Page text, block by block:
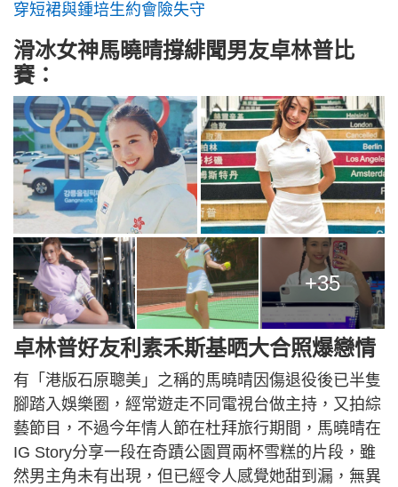
穿短裙與鍾培生約會險失守
滑冰女神馬曉晴撐緋聞男友卓林普比
賽：
+35
卓林普好友利素禾斯基晒大合照爆戀情
有「港版石原聰美」之稱的馬曉晴因傷退役後已半隻
腳踏入娛樂圈，經常遊走不同電視台做主持，又拍綜
藝節目，不過今年情人節在杜拜旅行期間，馬曉晴在
IG Story分享一段在奇蹟公園買兩杯雪糕的片段，雖
然男主角未有出現，但已經令人感覺她甜到漏，無異